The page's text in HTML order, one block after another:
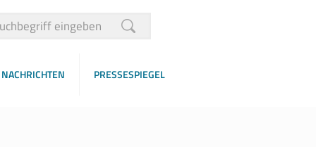
NACHRICHTEN PRESSESPIEGEL